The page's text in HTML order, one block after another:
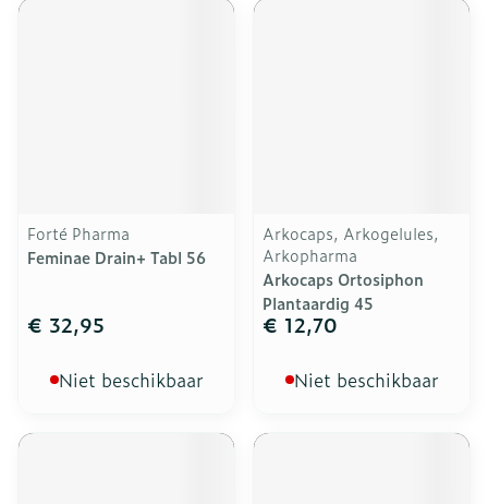
Forté Pharma
Feminae Drain+ Tabl 56
€ 32,95
Niet beschikbaar
Arkocaps, Arkogelules,
Arkopharma
Arkocaps Ortosiphon
Plantaardig 45
€ 12,70
Niet beschikbaar